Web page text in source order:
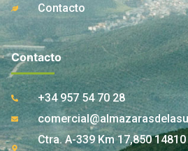
Contacto
Contacto
+34 957 54 70 28
Ctra. A-339 Km 17,850